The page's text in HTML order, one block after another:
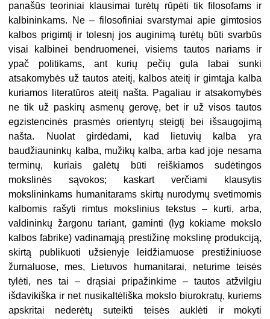
panašūs teoriniai klausimai turėtų rūpėti tik filosofams ir
kalbininkams. Ne – filosofiniai svarstymai apie gimtosios
kalbos prigimtį ir tolesnį jos auginimą turėtų būti svarbūs
visai kalbinei bendruomenei, visiems tautos nariams ir
ypač politikams, ant kurių pečių gula labai sunki
atsakomybės už tautos ateitį, kalbos ateitį ir gimtąja kalba
kuriamos literatūros ateitį našta. Pagaliau ir atsakomybės
ne tik už paskirų asmenų gerovę, bet ir už visos tautos
egzistencinės prasmės orientyrų steigtį bei išsaugojimą
našta. Nuolat girdėdami, kad lietuvių kalba yra
baudžiauninkų kalba, mužikų kalba, arba kad joje nesama
terminų, kuriais galėtų būti reiškiamos sudėtingos
mokslinės sąvokos; kaskart verčiami klausytis
mokslininkams humanitarams skirtų nurodymų svetimomis
kalbomis rašyti rimtus mokslinius tekstus – kurti, arba,
valdininkų žargonu tariant, gaminti (lyg kokiame mokslo
kalbos fabrike) vadinamąją prestižinę mokslinę produkciją,
skirtą publikuoti užsienyje leidžiamuose prestižiniuose
žurnaluose, mes, Lietuvos humanitarai, neturime teisės
tylėti, nes tai – drąsiai pripažinkime – tautos atžvilgiu
išdavikiška ir net nusikaltėliška mokslo biurokratų, kuriems
apskritai nederėtų suteikti teisės auklėti ir mokyti